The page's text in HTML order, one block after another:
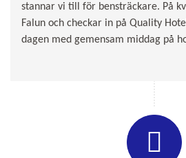
stannar vi till för bensträckare. På
Falun och checkar in på Quality
dagen med gemensam middag på